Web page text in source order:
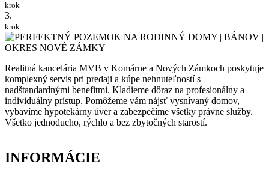
krok
3.
krok
Realitná kancelária MVB v Komárne a Nových Zámkoch poskytuje
komplexný servis pri predaji a kúpe nehnuteľností s
nadštandardnými benefitmi. Kladieme dôraz na profesionálny a
individuálny prístup. Pomôžeme vám nájsť vysnívaný domov,
vybavíme hypotekárny úver a zabezpečíme všetky právne služby.
Všetko jednoducho, rýchlo a bez zbytočných starostí.
INFORMÁCIE